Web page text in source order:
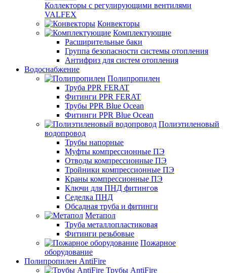
Коллекторы с регулирующими вентилями
VALFEX
Конвекторы
Комплектующие
Расширительные баки
Группа безопасности системы отопления
Антифриз для систем отопления
Водоснабжение
Полипропилен
Труба PPR FERAT
Фитинги PPR FERAT
Трубы PPR Blue Ocean
Фитинги PPR Blue Ocean
Полиэтиленовый
водопровод
Трубы напорные
Муфты компрессионные ПЭ
Отводы компрессионные ПЭ
Тройники компрессионные ПЭ
Краны компрессионные ПЭ
Ключи для ПНД фитингов
Седелка ПНД
Обсадная труба и фитинги
Метапол
Труба металлопластиковая
Фитинги резьбовые
Пожарное
оборудование
Полипропилен AntiFire
Трубы AntiFire